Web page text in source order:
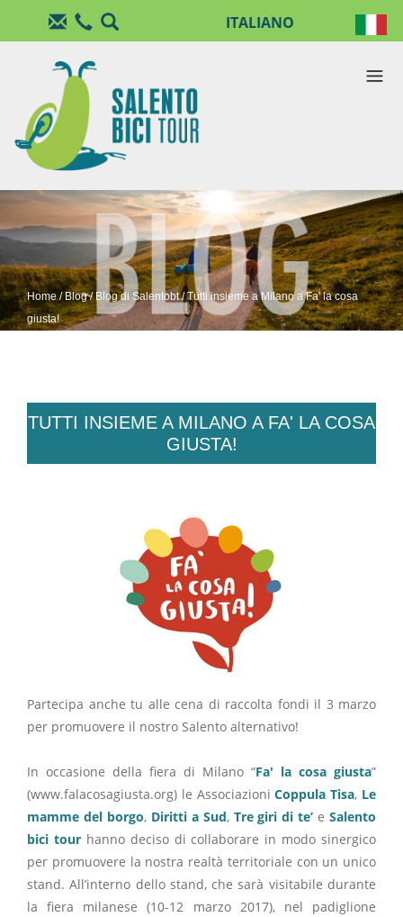
Salta al contenuto principale
Home/Blog/Blog di Salentobt/ Tutti insieme a Milano a Fa' la cosa
giusta!
TUTTI INSIEME A MILANO A FA' LA COSA
GIUSTA!
Partecipa anche tu alle cena di raccolta fondi il 3 marzo
per promuovere il nostro Salento alternativo!
In occasione della fiera di Milano “Fa' la cosa giusta”
(www.falacosagiusta.org) le AssociazioniCoppula Tisa, Le
mamme del borgo, Diritti a Sud, Tre giri di te’ eSalento
bici tourhanno deciso di collaborare in modo sinergico
per promuovere la nostra realtà territoriale con un unico
stand. All’interno dello stand, che sarà visitabile durante
la fiera milanese (10-12 marzo 2017), nel padiglione